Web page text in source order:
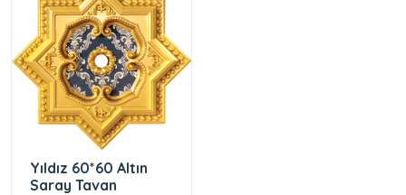
Yıldız 60*60 Altın
Saray Tavan